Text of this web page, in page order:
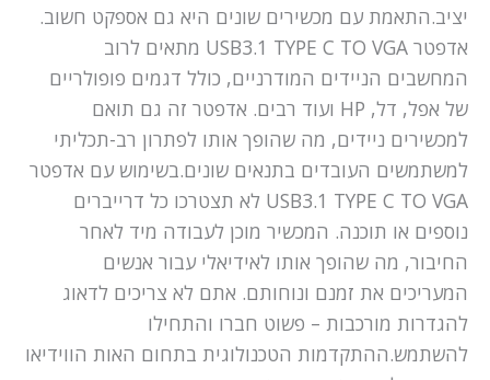
יציב.התאמת עם מכשירים שונים היא גם אספקט חשוב.
אדפטר USB3.1 TYPE C TO VGA מתאים לרוב
המחשבים הניידים המודרניים, כולל דגמים פופולריים
של אפל, דל, HP ועוד רבים. אדפטר זה גם תואם
למכשירים ניידים, מה שהופך אותו לפתרון רב-תכליתי
למשתמשים העובדים בתנאים שונים.בשימוש עם אדפטר
USB3.1 TYPE C TO VGA לא תצטרכו כל דרייברים
נוספים או תוכנה. המכשיר מוכן לעבודה מיד לאחר
החיבור, מה שהופך אותו לאידיאלי עבור אנשים
המעריכים את זמנם ונוחותם. אתם לא צריכים לדאוג
להגדרות מורכבות – פשוט חברו והתחילו
להשתמש.ההתקדמות הטכנולוגית בתחום האות הווידיאו